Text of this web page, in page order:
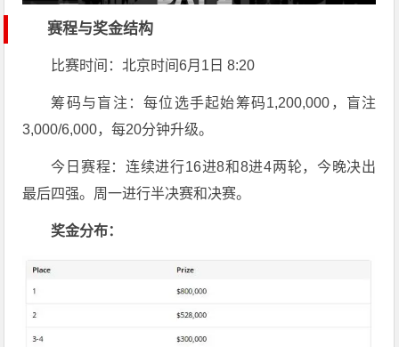
赛程与奖金结构
比赛时间：北京时间6月1日 8:20
筹码与盲注：每位选手起始筹码1,200,000，盲注
3,000/6,000，每20分钟升级。
今日赛程：连续进行16进8和8进4两轮，今晚决出
最后四强。周一进行半决赛和决赛。
奖金分布：